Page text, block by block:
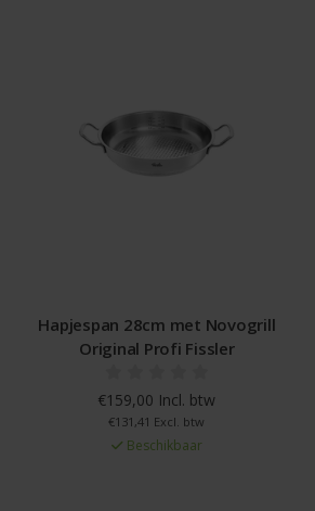
Hapjespan 28cm met Novogrill
Original Profi Fissler
€159,00 Incl. btw
€131,41 Excl. btw
Beschikbaar